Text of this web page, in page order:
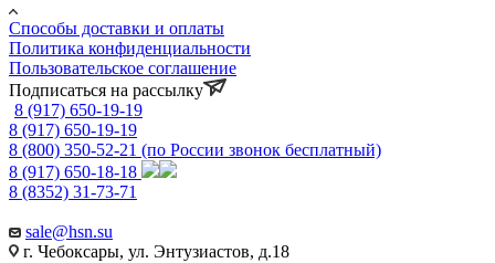
Способы доставки и оплаты
Политика конфиденциальности
Пользовательское соглашение
Подписаться на рассылку
8 (917) 650-19-19
8 (917) 650-19-19
8 (800) 350-52-21 (по России звонок бесплатный)
8 (917) 650-18-18
8 (8352) 31-73-71
sale@hsn.su
г. Чебоксары, ул. Энтузиастов, д.18